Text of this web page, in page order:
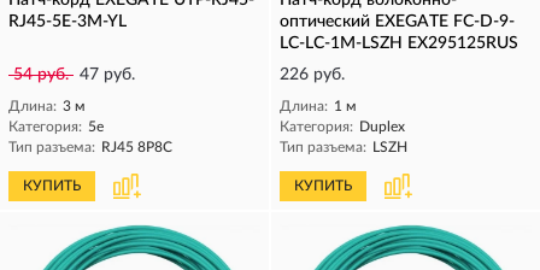
RJ45-5E-3M-YL
54 руб. 47 руб.
Длина: 3 м
Категория: 5e
Тип разъема: RJ45 8P8C
КУПИТЬ
оптический EXEGATE FC-D-9-
LC-LC-1M-LSZH EX295125RUS
226 руб.
Длина: 1 м
Категория: Duplex
Тип разъема: LSZH
КУПИТЬ